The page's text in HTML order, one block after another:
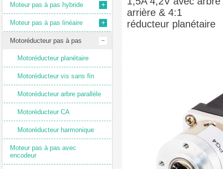
Moteur pas à pas hybride
Moteur pas à pas linéaire
Motoréducteur pas à pas
Motoréducteur planétaire
Motoréducteur vis sans fin
Motoréducteur arbre parallèle
Motoréducteur CA
Motoréducteur harmonique
Moteur pas à pas avec
encodeur
arrière & 4:1
réducteur planétaire